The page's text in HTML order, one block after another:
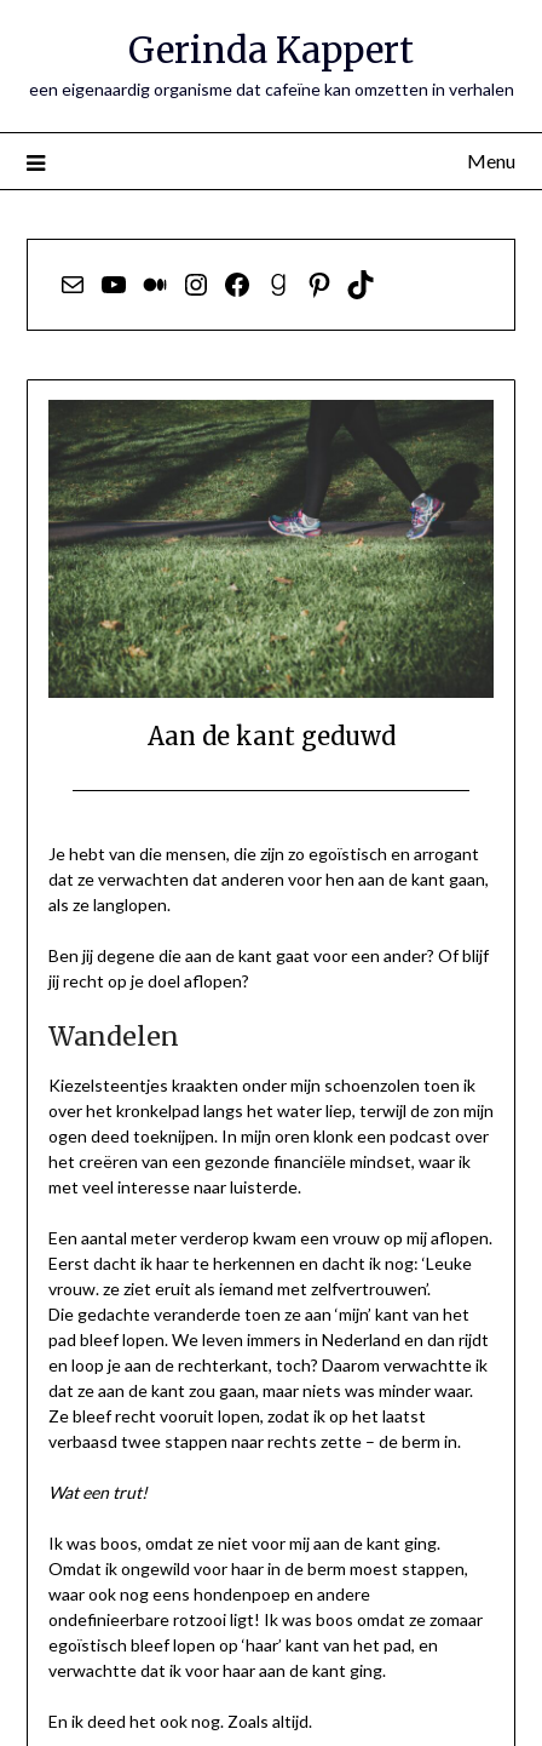
Gerinda Kappert
een eigenaardig organisme dat cafeïne kan omzetten in verhalen
Menu
E-mailYouTube
Medium
Instagram
Facebook
Goodreads
Pinterest
TikTok
Aan de kant geduwd
2
mei
Je hebt van die mensen, die zijn zo egoïstisch en arrogant
dat ze verwachten dat anderen voor hen aan de kant gaan,
als ze langlopen.
Ben jij degene die aan de kant gaat voor een ander? Of blijf
jij recht op je doel aflopen?
Wandelen
Kiezelsteentjes kraakten onder mijn schoenzolen toen ik
over het kronkelpad langs het water liep, terwijl de zon mijn
ogen deed toeknijpen. In mijn oren klonk een podcast over
het creëren van een gezonde financiële mindset, waar ik
met veel interesse naar luisterde.
Een aantal meter verderop kwam een vrouw op mij aflopen.
Eerst dacht ik haar te herkennen en dacht ik nog: ‘Leuke
vrouw. ze ziet eruit als iemand met zelfvertrouwen’.
Die gedachte veranderde toen ze aan ‘mijn’ kant van het
pad bleef lopen. We leven immers in Nederland en dan rijdt
en loop je aan de rechterkant, toch? Daarom verwachtte ik
dat ze aan de kant zou gaan, maar niets was minder waar.
Ze bleef recht vooruit lopen, zodat ik op het laatst
verbaasd twee stappen naar rechts zette – de berm in.
Wat een trut!
Ik was boos, omdat ze niet voor mij aan de kant ging.
Omdat ik ongewild voor haar in de berm moest stappen,
waar ook nog eens hondenpoep en andere
ondefinieerbare rotzooi ligt! Ik was boos omdat ze zomaar
egoïstisch bleef lopen op ‘haar’ kant van het pad, en
verwachtte dat ik voor haar aan de kant ging.
En ik deed het ook nog. Zoals altijd.